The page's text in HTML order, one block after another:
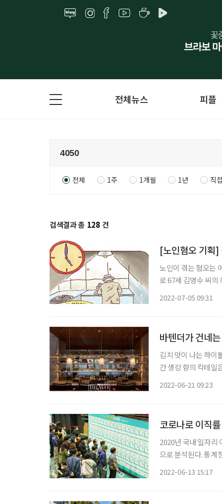
전체뉴스 피플
전체 1주 1개월 1년 직
검색결과 총 128 건
[노인혐오 기획
노인이 겪는 혐오는
로 67세 김영수 씨의
2022-07-05 09:31
바텐더가 건네
김치 맛이 나는 하이
간 생강 향의 칵테일
2022-06-21 09:23
코로나로 이직
2020년 국내 일자리
으로 분석된다. 통계청 '2020년 일자리 이동통계'에 따르면 2020년 직장을 옮긴 근로자는 전
2022-06-13 15:17